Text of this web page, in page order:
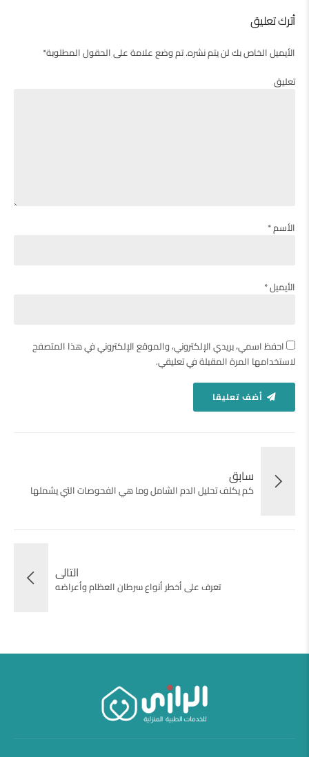
أترك تعليق
الأيميل الخاص بك لن يتم نشره. تم وضع علامة على الحقول المطلوبة*
تعليق
الأسم *
الأيميل *
احفظ اسمي، بريدي الإلكتروني، والموقع الإلكتروني في هذا المتصفح
لاستخدامها المرة المقبلة في تعليقي.
أضف تعليقا
سابق
كم يكلف تحليل الدم الشامل وما هي الفحوصات التي يشملها
التالى
تعرف على أخطر أنواع سرطان العظام وأعراضه